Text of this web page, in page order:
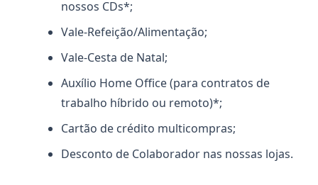
nossos CDs*;
Vale-Refeição/Alimentação;
Vale-Cesta de Natal;
Auxílio Home Office (para contratos de
trabalho híbrido ou remoto)*;
Cartão de crédito multicompras;
Desconto de Colaborador nas nossas lojas.